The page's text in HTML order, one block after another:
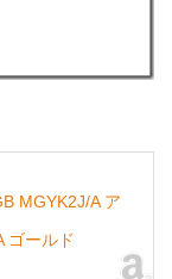
MGYK2J/A ア
ゴールド